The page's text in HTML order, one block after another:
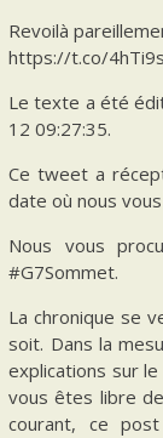
Revoilà
https://t.co/
Le texte a été
12 09:27:35.
Ce tweet a
date où nous
Nous vous
#G7Sommet.
La chronique se
soit. Dans la
explications sur
vous êtes libre
courant, ce